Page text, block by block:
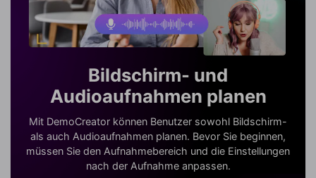
Bildschirm- und
Audioaufnahmen planen
Mit DemoCreator können Benutzer sowohl Bildschirm-
als auch Audioaufnahmen planen. Bevor Sie beginnen,
müssen Sie den Aufnahmebereich und die Einstellungen
nach der Aufnahme anpassen.